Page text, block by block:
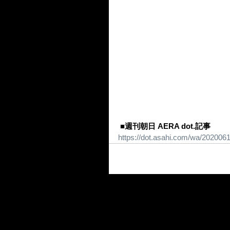
■週刊朝日 AERA dot.記事
https://dot.asahi.com/wa/